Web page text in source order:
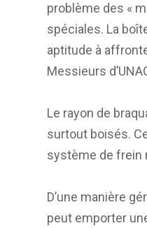
problème des «
spéciales. La
aptitude à
Messieurs
Le rayon de
surtout boisés.
système de frein
D’une manière
peut emporter